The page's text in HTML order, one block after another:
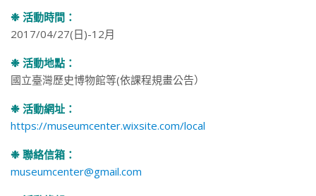
❉ 活動時間：
2017/04/27(日)-12月
❉ 活動地點：
國立臺灣歷史博物館等(依課程規畫公告）
❉ 活動網址：
https://museumcenter.wixsite.com/local
❉ 聯絡信箱：
museumcenter@gmail.com